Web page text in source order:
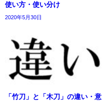
使い方・使い分け
2020年5月30日
「竹刀」と「木刀」の違い・意